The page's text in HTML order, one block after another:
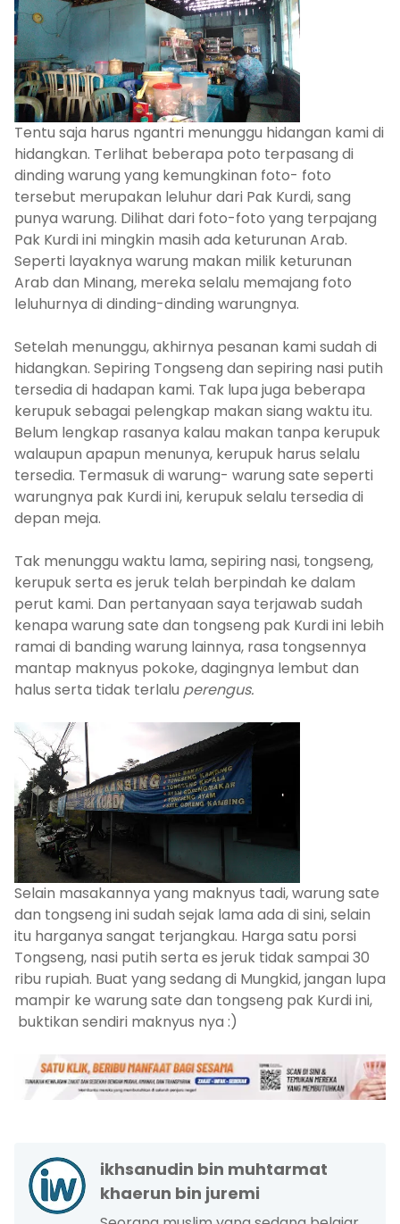
Tentu saja harus ngantri menunggu hidangan kami di
hidangkan. Terlihat beberapa poto terpasang di
dinding warung yang kemungkinan foto- foto
tersebut merupakan leluhur dari Pak Kurdi, sang
punya warung. Dilihat dari foto-foto yang terpajang
Pak Kurdi ini mingkin masih ada keturunan Arab.
Seperti layaknya warung makan milik keturunan
Arab dan Minang, mereka selalu memajang foto
leluhurnya di dinding-dinding warungnya.
Setelah menunggu, akhirnya pesanan kami sudah di
hidangkan. Sepiring Tongseng dan sepiring nasi putih
tersedia di hadapan kami. Tak lupa juga beberapa
kerupuk sebagai pelengkap makan siang waktu itu.
Belum lengkap rasanya kalau makan tanpa kerupuk
walaupun apapun menunya, kerupuk harus selalu
tersedia. Termasuk di warung- warung sate seperti
warungnya pak Kurdi ini, kerupuk selalu tersedia di
depan meja.
Tak menunggu waktu lama, sepiring nasi, tongseng,
kerupuk serta es jeruk telah berpindah ke dalam
perut kami. Dan pertanyaan saya terjawab sudah
kenapa warung sate dan tongseng pak Kurdi ini lebih
ramai di banding warung lainnya, rasa tongsennya
mantap maknyus pokoke, dagingnya lembut dan
halus serta tidak terlalu perengus.
Selain masakannya yang maknyus tadi, warung sate
dan tongseng ini sudah sejak lama ada di sini, selain
itu harganya sangat terjangkau. Harga satu porsi
Tongseng, nasi putih serta es jeruk tidak sampai 30
ribu rupiah. Buat yang sedang di Mungkid, jangan lupa
mampir ke warung sate dan tongseng pak Kurdi ini,
buktikan sendiri maknyus nya :)
ikhsanudin bin muhtarmat
khaerun bin juremi